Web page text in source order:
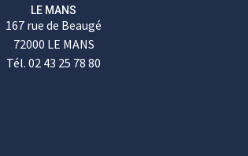
LE MANS
167 rue de Beaugé
72000 LE MANS
Tél. 02 43 25 78 80